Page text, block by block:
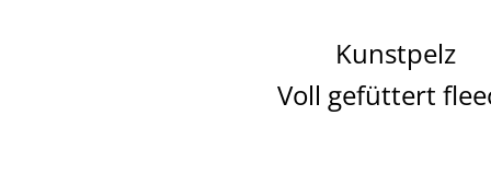
Kunstpelz
Voll gefüttert